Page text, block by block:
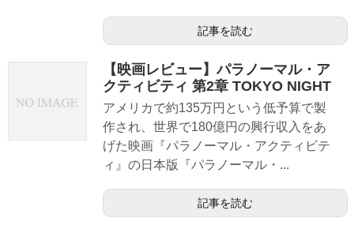
記事を読む
【映画レビュー】パラノーマル・ア
クティビティ 第2章 TOKYO NIGHT
アメリカで約135万円という低予算で製
作され、世界で180億円の興行収入をあ
げた映画『パラノーマル・アクティビテ
ィ』の日本版『パラノーマル・...
記事を読む